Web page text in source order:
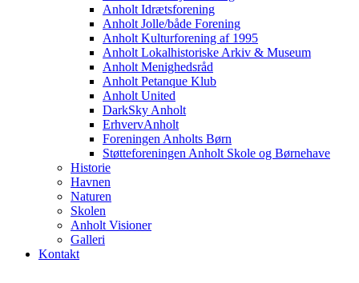
Anholt Idrætsforening
Anholt Jolle/både Forening
Anholt Kulturforening af 1995
Anholt Lokalhistoriske Arkiv & Museum
Anholt Menighedsråd
Anholt Petanque Klub
Anholt United
DarkSky Anholt
ErhvervAnholt
Foreningen Anholts Børn
Støtteforeningen Anholt Skole og Børnehave
Historie
Havnen
Naturen
Skolen
Anholt Visioner
Galleri
Kontakt